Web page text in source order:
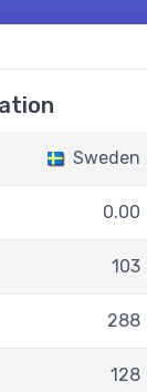
Sweden
0.00
103
288
128